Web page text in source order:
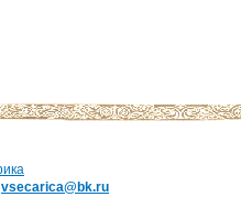
vsecarica@bk.ru